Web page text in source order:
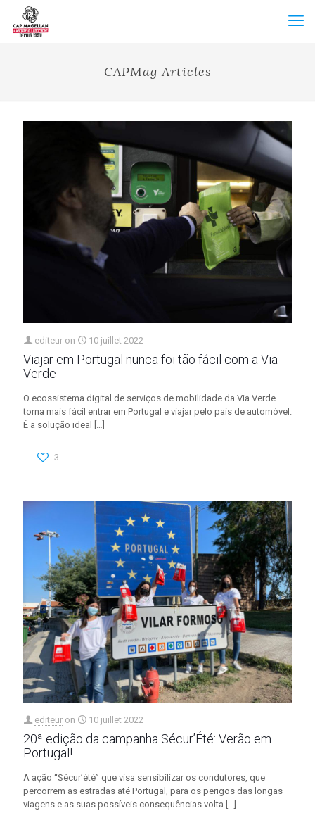
CAPMag Articles
editeur on 10 juillet 2022
Viajar em Portugal nunca foi tão fácil com a Via
Verde
O ecossistema digital de serviços de mobilidade da Via Verde
torna mais fácil entrar em Portugal e viajar pelo país de automóvel.
É a solução ideal […]
3
editeur on 10 juillet 2022
20ª edição da campanha Sécur’Été: Verão em
Portugal!
A ação “Sécur’été” que visa sensibilizar os condutores, que
percorrem as estradas até Portugal, para os perigos das longas
viagens e as suas possíveis consequências volta […]